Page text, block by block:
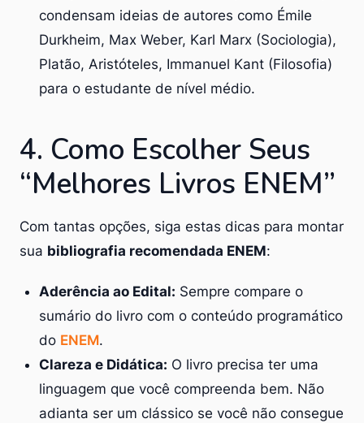
condensam ideias de autores como Émile
Durkheim, Max Weber, Karl Marx (Sociologia),
Platão, Aristóteles, Immanuel Kant (Filosofia)
para o estudante de nível médio.
4. Como Escolher Seus
“Melhores Livros ENEM”
Com tantas opções, siga estas dicas para montar
sua bibliografia recomendada ENEM:
Aderência ao Edital: Sempre compare o
sumário do livro com o conteúdo programático
do ENEM.
Clareza e Didática: O livro precisa ter uma
linguagem que você compreenda bem. Não
adianta ser um clássico se você não consegue